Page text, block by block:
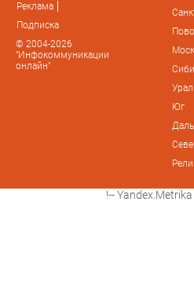
Реклама
Подписка
© 2004-2026
"Инфокоммуникации
онлайн"
Урал
Юг
!--